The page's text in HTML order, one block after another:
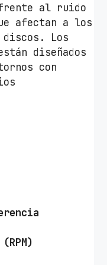
al ruido
afectan a los
Los
diseñados
con